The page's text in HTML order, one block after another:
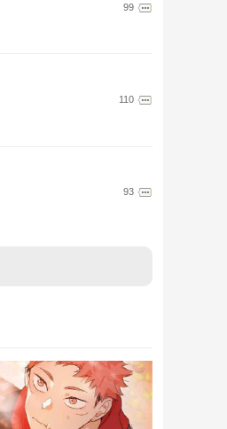
99
110
93